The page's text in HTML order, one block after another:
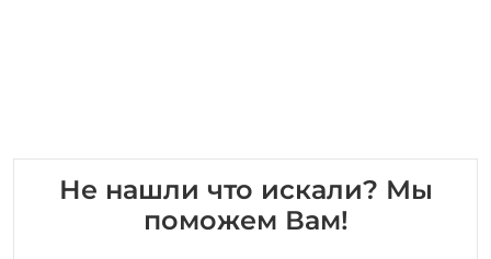
Не нашли что искали? Мы
поможем Вам!